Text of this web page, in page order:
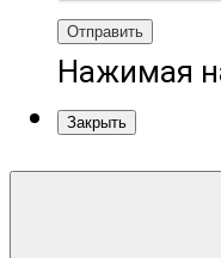
Отправить
Нажимая
Закрыть